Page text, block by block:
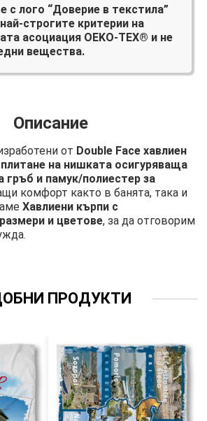
с лого “Доверие в текстила”
строгите критерии на
асоциация OEKO-TEX® и не
вещества.
Описание
от Double Face хавлиен
на нишката осигуряваща
гръб и памук/полиестер за
комфорт както в банята, така и
Хавлиени кърпи с
и цветове, за да отговорим
ПРОДУКТИ